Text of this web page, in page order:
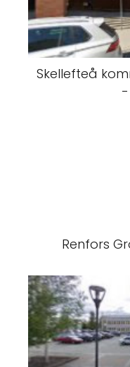
Skellefteå
-
Renfors